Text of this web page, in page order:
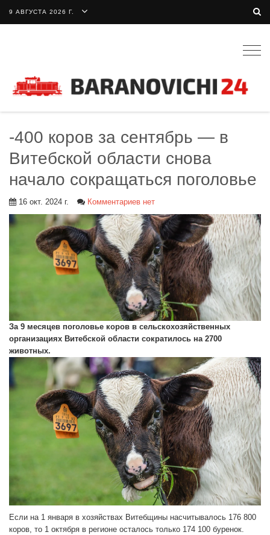
9 АВГУСТА 2026 Г.
-400 коров за сентябрь — в
Витебской области снова
начало сокращаться поголовье
16 окт. 2024 г. Комментариев нет
За 9 месяцев поголовье коров в сельскохозяйственных
организациях Витебской области сократилось на 2700
животных.
Если на 1 января в хозяйствах Витебщины насчитывалось 176 800
коров, то 1 октября в регионе осталось только 174 100 буренок.